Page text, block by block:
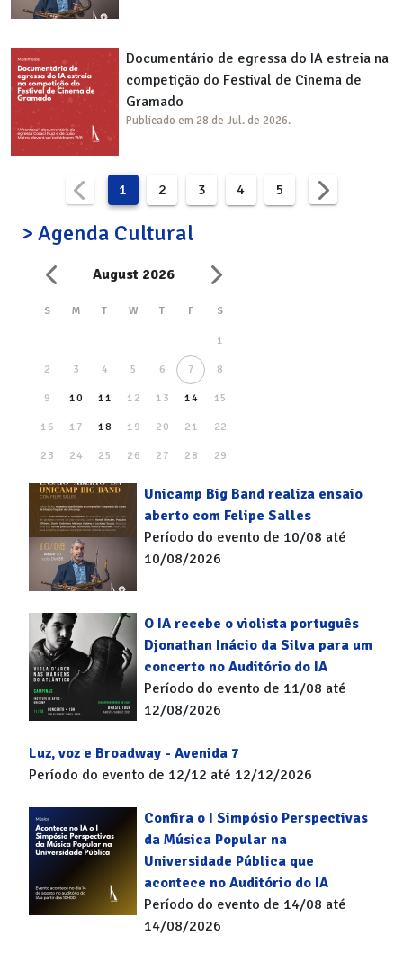
Documentário de egressa do IA estreia na
competição do Festival de Cinema de
Gramado
Publicado em 28 de Jul. de 2026.
1 2 3 4 5
> Agenda Cultural
August 2026
S M T W T F S
1
2 3 4 5 6 7 8
9 10 11 12 13 14 15
16 17 18 19 20 21 22
23 24 25 26 27 28 29
30 31
Unicamp Big Band realiza ensaio
aberto com Felipe Salles
Período do evento de 10/08 até
10/08/2026
O IA recebe o violista português
Djonathan Inácio da Silva para um
concerto no Auditório do IA
Período do evento de 11/08 até
12/08/2026
Luz, voz e Broadway - Avenida 7
Período do evento de 12/12 até 12/12/2026
Confira o I Simpósio Perspectivas
da Música Popular na
Universidade Pública que
acontece no Auditório do IA
Período do evento de 14/08 até
14/08/2026